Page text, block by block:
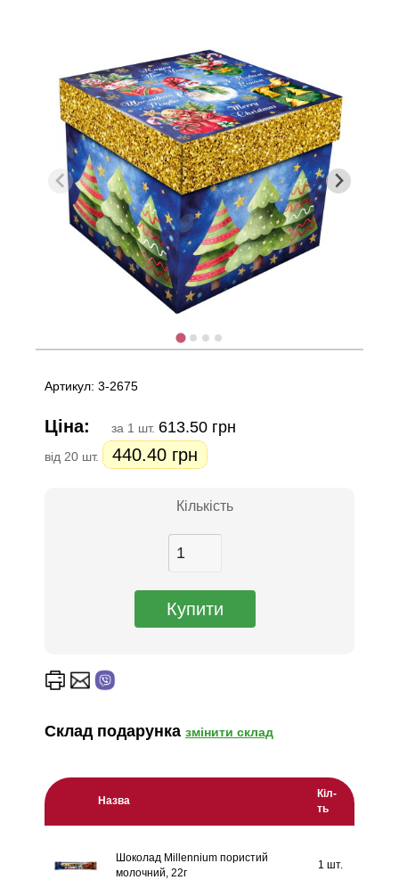
Артикул: 3-2675
Ціна: за 1 шт. 613.50 грн
від 20 шт. 440.40 грн
Кількість
Склад подарунка змінити склад
Назва
Кіл-
ть
Шоколад Millennium пористий
молочний, 22г
1 шт.